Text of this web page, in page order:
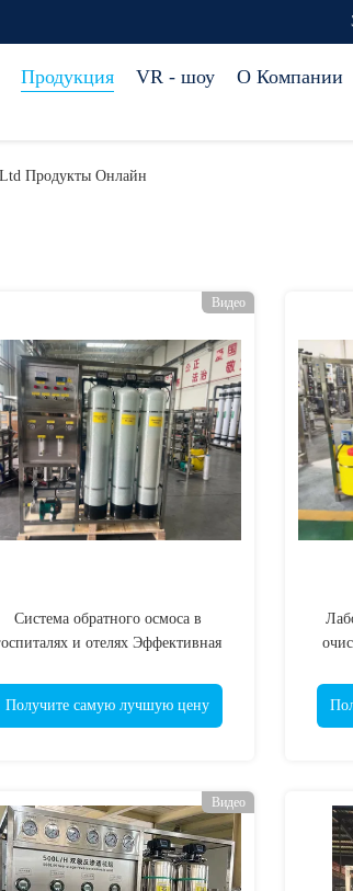
Продукция VR - шоу О Компании
Продукты Онлайн
Видео
Система обратного осмоса в
и отелях Эффективная
Получите самую лучшую цену
Видео